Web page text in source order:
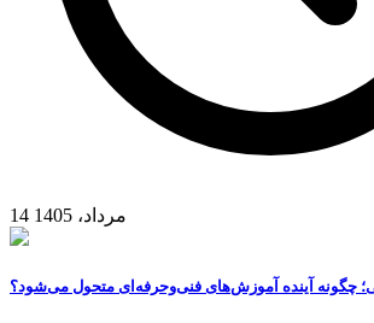
14 مرداد، 1405
چگونه آینده آموزش‌های فنی‌وحرفه‌ای متحول می‌شود؟